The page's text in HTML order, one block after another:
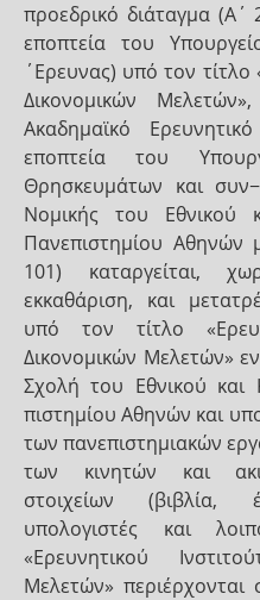
προεδρικό διάταγμα
εποπτεία του
΄Ερευνας) υπό τον τίτλο
Δικονομικών
Ακαδημαϊκό
εποπτεία του
Θρησκευμάτων και
Νομικής του Εθνικού
Πανεπιστημίου Αθηνών
101) καταργείται,
εκκαθάριση, και
υπό τον τίτλο
Δικονομικών Μελετών»
Σχολή του Εθνικού και
πιστημίου Αθηνών και
των πανεπιστημιακών
των κινητών και
στοιχείων (βιβλία,
υπολογιστές και
«Ερευνητικού
Μελετών» περιέρχονται